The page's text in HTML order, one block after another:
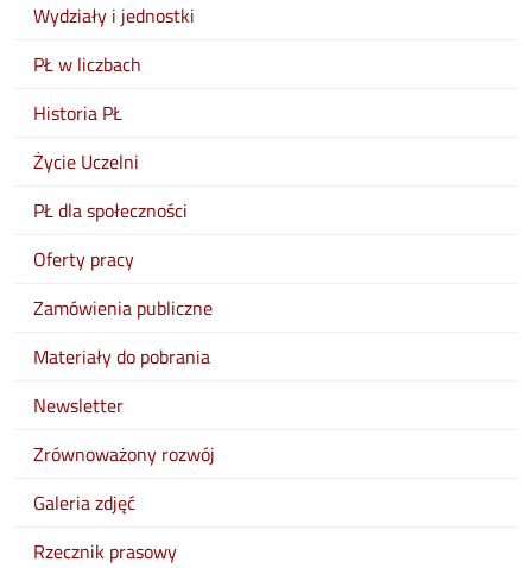
Wydziały i jednostki
PŁ w liczbach
Historia PŁ
Życie Uczelni
PŁ dla społeczności
Oferty pracy
Zamówienia publiczne
Materiały do pobrania
Newsletter
Zrównoważony rozwój
Galeria zdjęć
Rzecznik prasowy